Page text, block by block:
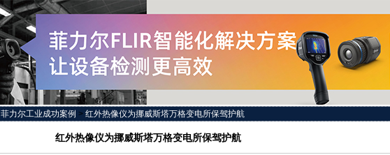
菲力尔工业成功案例 > 红外热像仪为挪威斯塔万格变电所保驾护航
红外热像仪为挪威斯塔万格变电所保驾护航